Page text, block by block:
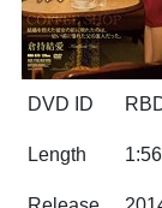
DVD ID
Length